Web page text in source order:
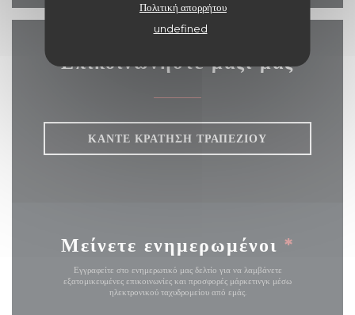
Πολιτική απορρήτου
undefined
Επικοινωνήστε μαζί μας
ΚΆΝΤΕ ΚΡΆΤΗΣΗ ΤΡΑΠΕΖΙΟΎ
Μείνετε ενημερωμένοι *
Εγγραφείτε στο ενημερωτικό μας δελτίο για να λαμβάνετε
εξατομικευμένες επικοινωνίες και προσφορές μάρκετινγκ μέσω
ηλεκτρονικού ταχυδρομείου από εμάς.